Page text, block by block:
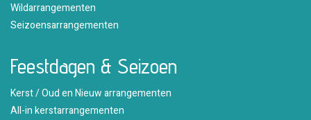
Wildarrangementen
Seizoensarrangementen
Feestdagen & Seizoen
Kerst / Oud en Nieuw arrangementen
All-in kerstarrangementen